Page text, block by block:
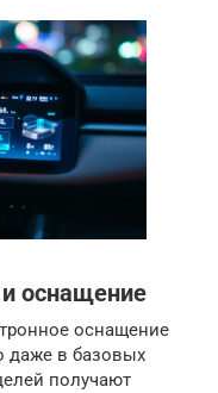
и оснащение
оснащение
даже в базовых
получают